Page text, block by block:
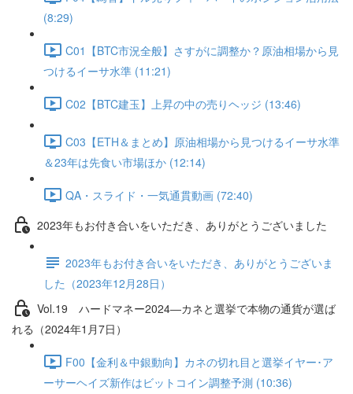
(8:29)
C01【BTC市況全般】さすがに調整か？原油相場から見
つけるイーサ水準 (11:21)
C02【BTC建玉】上昇の中の売りヘッジ (13:46)
C03【ETH＆まとめ】原油相場から見つけるイーサ水準
＆23年は先食い市場ほか (12:14)
QA・スライド・一気通貫動画 (72:40)
2023年もお付き合いをいただき、ありがとうございました
2023年もお付き合いをいただき、ありがとうございま
した（2023年12月28日）
Vol.19 ハードマネー2024―カネと選挙で本物の通貨が選ば
れる（2024年1月7日）
F00【金利＆中銀動向】カネの切れ目と選挙イヤー･ア
ーサーヘイズ新作はビットコイン調整予測 (10:36)